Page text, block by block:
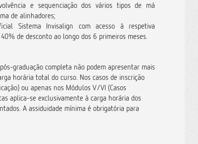
e sequenciação dos vários tipos de má
de alinhadores;
Sistema Invisalign com acesso à respetiva
de desconto ao longo dos 6 primeiros meses.
graduação completa não podem apresentar mais
horária total do curso. Nos casos de inscrição
ou apenas nos Módulos V/VI (Casos
aplica-se exclusivamente à carga horária dos
A assiduidade mínima é obrigatória para